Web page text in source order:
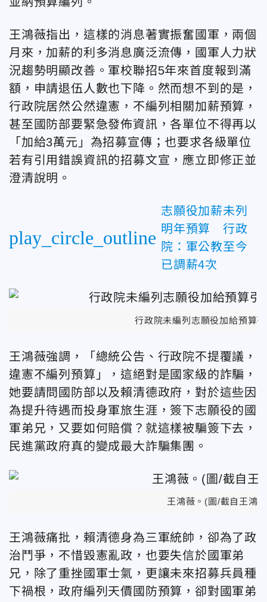
王鴻薇指出，這樣的消息著實振奮國軍，兩個
月來，加薪的利多消息廣泛流傳，國軍人力狀
況趨勢明顯改善。軍校聯招5年來首度報到滿
額，申請退伍人數也下降。然而想不到的是，
行政院居然公然違憲，不編列相關加薪預算，
甚至國防部要緊急發佈資訊，各單位不得再以
「加給3萬元」為招募宣傳；也要求各級單位
若有引用錯誤資訊的招募文宣，應立即修正並
澄清說明。
play_circle_outline
志願役加薪未列
明年預算 行政
院：軍公教至今
已調薪4次
行政院未編列志願役加給預算
王鴻薇強調，「總統公告、行政院不提覆議，
違憲不編列預算」，這絕對是國家級的詐騙，
她要請問國防部以及賴清德政府，對於這些因
為提升待遇而投身軍旅生涯，簽下志願役的國
軍弟兄，又要如何賠償？就這樣被騙簽下去，
民進黨政府真的變成最大詐騙集團。
王鴻薇。(圖/截自王鴻
王鴻薇痛批，賴清德身為三軍統帥，卻為了政
治鬥爭，不惜毀憲亂政，也要失信於國軍弟
兄，除了重挫國軍士氣，更讓未來招募兵員種
下禍根，政府編列天價國防預算，卻對國軍弟